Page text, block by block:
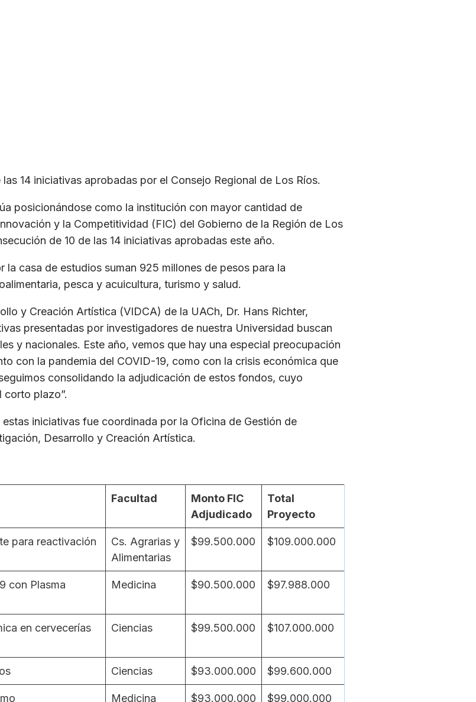
14 iniciativas aprobadas por el Consejo Regional de Los Ríos.
posicionándose como la institución con mayor cantidad de
y la Competitividad (FIC) del Gobierno de la Región de Los
de 10 de las 14 iniciativas aprobadas este año.
casa de estudios suman 925 millones de pesos para la
pesca y acuicultura, turismo y salud.
y Creación Artística (VIDCA) de la UACh, Dr. Hans Richter,
presentadas por investigadores de nuestra Universidad buscan
y nacionales. Este año, vemos que hay una especial preocupación
con la pandemia del COVID-19, como con la crisis económica que
consolidando la adjudicación de estos fondos, cuyo
corto plazo”.
iniciativas fue coordinada por la Oficina de Gestión de
Desarrollo y Creación Artística.
Facultad
Monto FIC
Adjudicado
Total
Proyecto
para reactivación
Cs. Agrarias y
Alimentarias
$99.500.000 $109.000.000
con Plasma
Medicina $90.500.000 $97.988.000
en cervecerías
Ciencias $99.500.000 $107.000.000
Ciencias $93.000.000 $99.600.000
Medicina $93.000.000 $99.000.000